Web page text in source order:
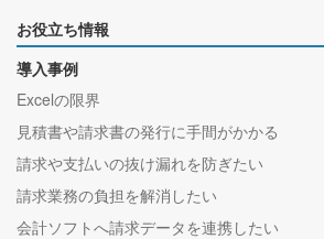
お役立ち情報
導入事例
Excelの限界
見積書や請求書の発行に手間がかかる
請求や支払いの抜け漏れを防ぎたい
請求業務の負担を解消したい
会計ソフトへ請求データを連携したい